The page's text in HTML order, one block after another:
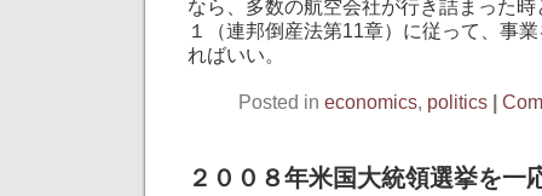
なら、多数の航空会社が行き詰まった
１（連邦倒産法第11章）に従って、事
ればいい。
Posted in economics, politics |
２００８年米国大統領選挙を一